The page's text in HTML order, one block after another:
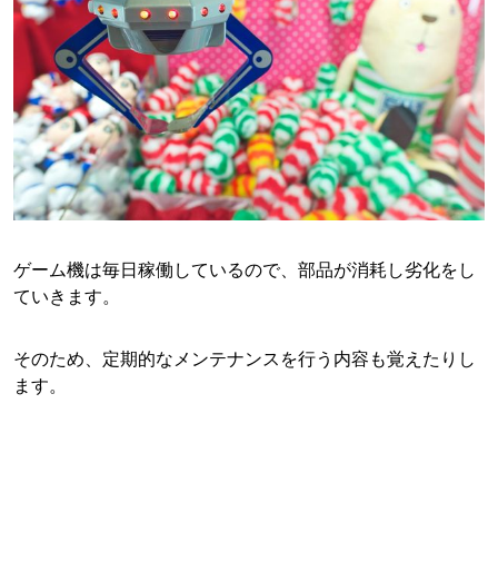
ゲーム機は毎日稼働しているので、部品が消耗し劣化をし
ていきます。
そのため、定期的なメンテナンスを行う内容も覚えたりし
ます。